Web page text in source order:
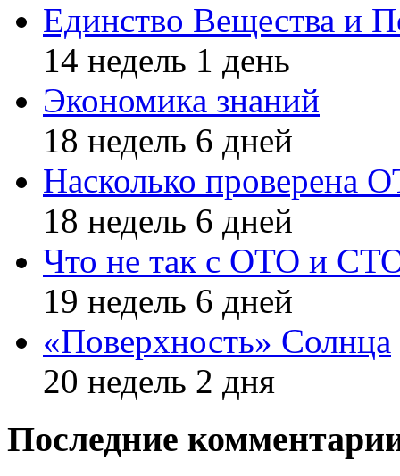
Единство Вещества и
14 недель 1 день
Экономика знаний
18 недель 6 дней
Насколько проверена
18 недель 6 дней
Что не так с ОТО и
19 недель 6 дней
«Поверхность» Солнца
20 недель 2 дня
Последние